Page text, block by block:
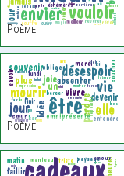
Poème:
Poème: